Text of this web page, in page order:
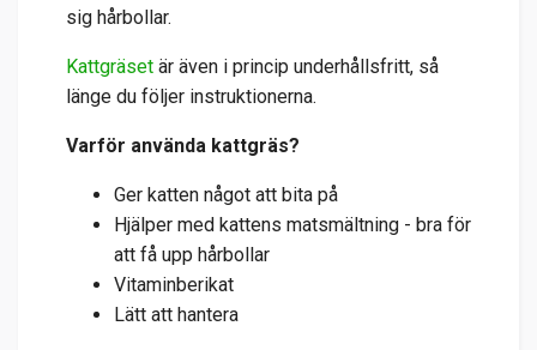
sig hårbollar.
Kattgräset är även i princip underhållsfritt, så
länge du följer instruktionerna.
Varför använda kattgräs?
Ger katten något att bita på
Hjälper med kattens matsmältning - bra för
att få upp hårbollar
Vitaminberikat
Lätt att hantera